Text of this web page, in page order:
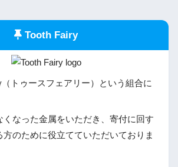
Tooth Fairy
（トゥースフェアリー）という組合に
くなった金属をいただき、寄付に回す
方のために役立てていただいておりま